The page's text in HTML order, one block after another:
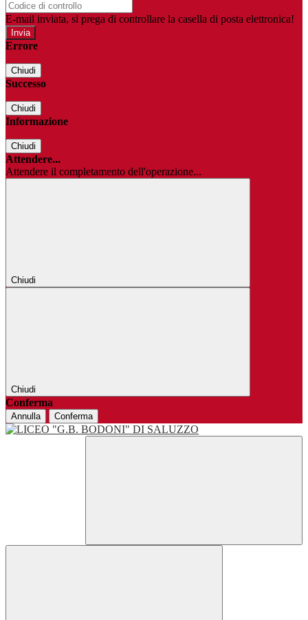
E-mail inviata, si prega di controllare la casella di posta elettronica!
Errore
Chiudi
Successo
Chiudi
Informazione
Chiudi
Attendere...
Attendere il completamento dell'operazione...
Chiudi
Chiudi
Conferma
Annulla Conferma